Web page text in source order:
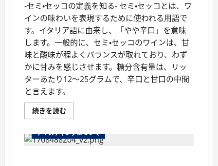
る
に
つ
い
て
さ
ら
に
読
む
-セミ・セッコの定義を知る- セミ・セッコとは、ワ
インの味わいを表現するために使われる用語で
す。イタリア語に由来し、「やや辛口」を意味
します。一般的に、セミ・セッコのワインは、甘
味と酸味が程よくバランスが取れており、わず
かに甘みを感じさせます。糖分含有量は、リッ
ターあたり12〜25グラムで、辛口と甘口の中間
と言えます。
続きを読む
ミ・
コ
と
テイスティングについて